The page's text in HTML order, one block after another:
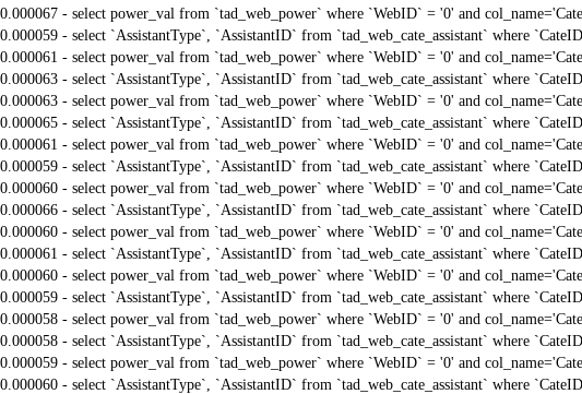
0.000067 - select power_val from `tad_web_power` where `WebID` = '0' and
0.000059 - select `AssistantType`, `AssistantID` from `tad_web_cate_assistant` where
0.000061 - select power_val from `tad_web_power` where `WebID` = '0' and
0.000063 - select `AssistantType`, `AssistantID` from `tad_web_cate_assistant` where
0.000063 - select power_val from `tad_web_power` where `WebID` = '0' and
0.000065 - select `AssistantType`, `AssistantID` from `tad_web_cate_assistant` where
0.000061 - select power_val from `tad_web_power` where `WebID` = '0' and
0.000059 - select `AssistantType`, `AssistantID` from `tad_web_cate_assistant` where
0.000060 - select power_val from `tad_web_power` where `WebID` = '0' and
0.000066 - select `AssistantType`, `AssistantID` from `tad_web_cate_assistant` where
0.000060 - select power_val from `tad_web_power` where `WebID` = '0' and
0.000061 - select `AssistantType`, `AssistantID` from `tad_web_cate_assistant` where
0.000060 - select power_val from `tad_web_power` where `WebID` = '0' and
0.000059 - select `AssistantType`, `AssistantID` from `tad_web_cate_assistant` where
0.000058 - select power_val from `tad_web_power` where `WebID` = '0' and
0.000058 - select `AssistantType`, `AssistantID` from `tad_web_cate_assistant` where
0.000059 - select power_val from `tad_web_power` where `WebID` = '0' and
0.000060 - select `AssistantType`, `AssistantID` from `tad_web_cate_assistant` where